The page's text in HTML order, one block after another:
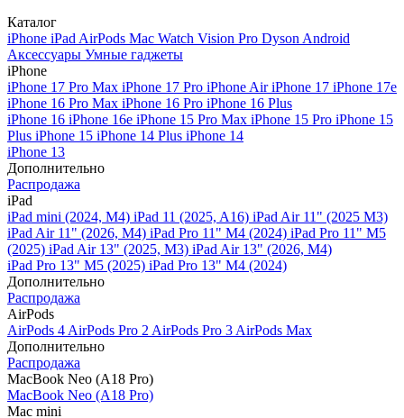
Каталог
iPhone iPad AirPods Mac Watch Vision Pro Dyson Android
Аксессуары Умные гаджеты
iPhone
iPhone 17 Pro Max iPhone 17 Pro iPhone AiriPhone 17 iPhone 17e
iPhone 16 Pro Max iPhone 16 Pro iPhone 16 Plus
iPhone 16 iPhone 16e iPhone 15 Pro Max iPhone 15 Pro iPhone 15
Plus iPhone 15 iPhone 14 Plus iPhone 14
iPhone 13
Дополнительно
Распродажа
iPad
iPad mini (2024, M4) iPad 11 (2025, A16) iPad Air 11" (2025 M3)
iPad Air 11" (2026, M4) iPad Pro 11" M4 (2024) iPad Pro 11" M5
(2025) iPad Air 13" (2025, M3) iPad Air 13" (2026, M4)
iPad Pro 13" M5 (2025) iPad Pro 13" M4 (2024)
Дополнительно
Распродажа
AirPods
AirPods 4 AirPods Pro 2 AirPods Pro 3 AirPods Max
Дополнительно
Распродажа
MacBook Neo (A18 Pro)
MacBook Neo (A18 Pro)
Mac mini